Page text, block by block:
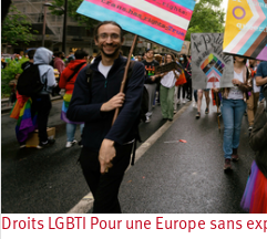
Droits LGBTI Pour une Europe sans